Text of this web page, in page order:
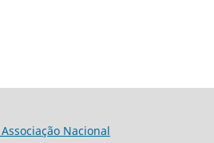
Associação Nacional